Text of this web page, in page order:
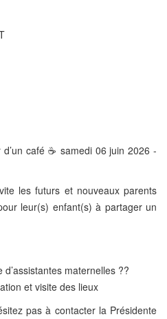
café ☕️ samedi 06 juin 2026 -
les futurs et nouveaux parents
leur(s) enfant(s) à partager un
d’assistantes maternelles ??
et visite des lieux
pas à contacter la Présidente